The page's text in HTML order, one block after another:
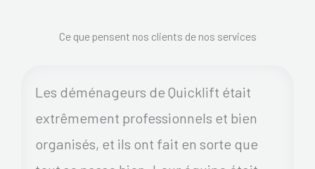
Ce que pensent nos clients de nos services
Les déménageurs de Quicklift était
extrêmement professionnels et bien
organisés, et ils ont fait en sorte que